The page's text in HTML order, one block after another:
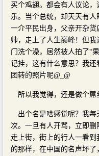
买个鸡翅。都会有人议论
乐。当个总统，却天天有
一介平民出身，父亲开杂
帅，走上了人生巅峰！但
门洗个澡，居然被人拍了“
记挂，这有什么意思？我
团转的照片呢@_@
所以我觉得，还是做个屌
出个名是啥感觉呢？我
次。一旦有人开骂，立即
走上街，街上的行人一看
的那样，在中国的名声坏